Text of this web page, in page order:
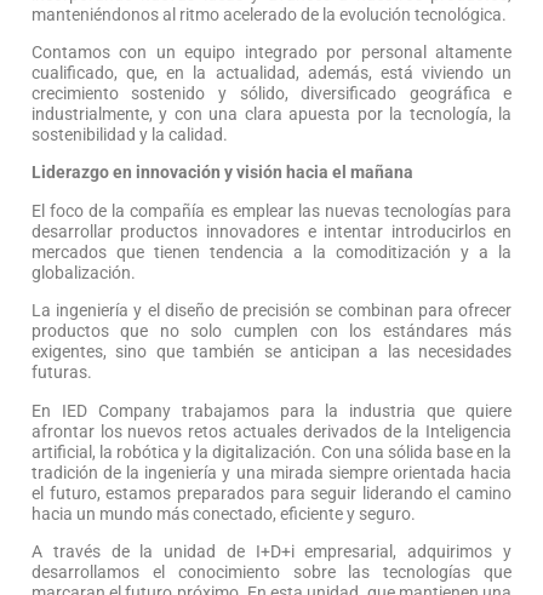
manteniéndonos al ritmo acelerado de la evolución tecnológica.
Contamos con un equipo integrado por personal altamente
cualificado, que, en la actualidad, además, está viviendo un
crecimiento sostenido y sólido, diversificado geográfica e
industrialmente, y con una clara apuesta por la tecnología, la
sostenibilidad y la calidad.
Liderazgo en innovación y visión hacia el mañana
El foco de la compañía es emplear las nuevas tecnologías para
desarrollar productos innovadores e intentar introducirlos en
mercados que tienen tendencia a la comoditización y a la
globalización.
La ingeniería y el diseño de precisión se combinan para ofrecer
productos que no solo cumplen con los estándares más
exigentes, sino que también se anticipan a las necesidades
futuras.
En IED Company trabajamos para la industria que quiere
afrontar los nuevos retos actuales derivados de la Inteligencia
artificial, la robótica y la digitalización. Con una sólida base en la
tradición de la ingeniería y una mirada siempre orientada hacia
el futuro, estamos preparados para seguir liderando el camino
hacia un mundo más conectado, eficiente y seguro.
A través de la unidad de I+D+i empresarial, adquirimos y
desarrollamos el conocimiento sobre las tecnologías que